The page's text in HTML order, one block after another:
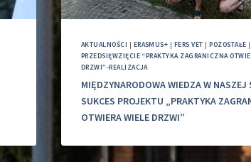
AKTUALNOŚCI | ERASMUS+ | FERS VET |POZOSTAŁE |
PRZEDSIĘWZIĘCIE “PRAKTYKA ZAGRANICZNA
DRZWI”-REALIZACJA
MIĘDZYNARODOWA WIEDZA W NASZEJ
SUKCES PROJEKTU „PRAKTYKA
OTWIERA WIELE DRZWI”